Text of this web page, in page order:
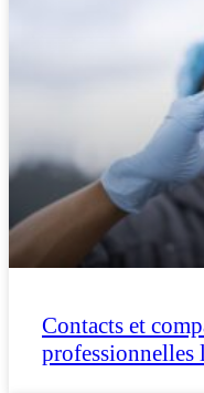
Contacts et
professionnelles